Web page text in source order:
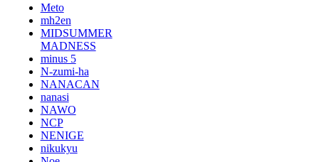
Meto
mh2en
MIDSUMMER
MADNESS
minus 5
N-zumi-ha
NANACAN
nanasi
NAWO
NCP
NENIGE
nikukyu